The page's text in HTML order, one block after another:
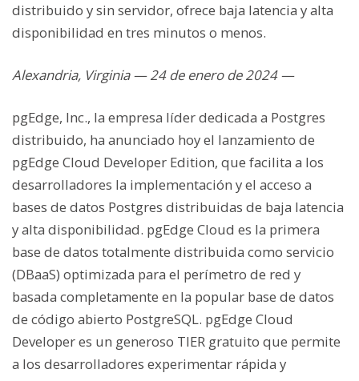
distribuido y sin servidor, ofrece baja latencia y alta
disponibilidad en tres minutos o menos.
Alexandria, Virginia—24 de enero de 2024—
pgEdge, Inc., la empresa líder dedicada a Postgres
distribuido, ha anunciado hoy el lanzamiento de
pgEdge Cloud Developer Edition, que facilita a los
desarrolladores la implementación y el acceso a
bases de datos Postgres distribuidas de baja latencia
y alta disponibilidad. pgEdge Cloud es la primera
base de datos totalmente distribuida como servicio
(DBaaS) optimizada para el perímetro de red y
basada completamente en la popular base de datos
de código abierto PostgreSQL. pgEdge Cloud
Developer es un generoso TIER gratuito que permite
a los desarrolladores experimentar rápida y